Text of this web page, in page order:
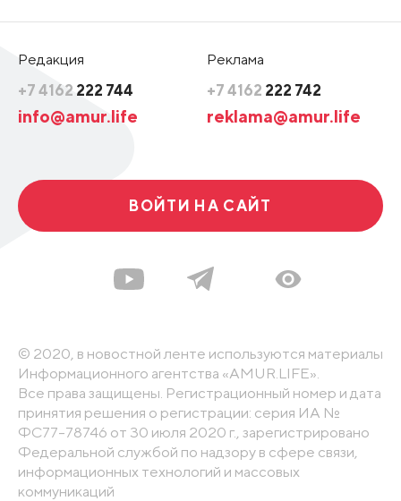
Редакция
+7 4162 222 744
info@amur.life
Реклама
+7 4162 222 742
reklama@amur.life
ВОЙТИ НА САЙТ
© 2020, в новостной ленте используются материалы
Информационного агентства «AMUR.LIFE».
Все права защищены. Регистрационный номер и дата
принятия решения о регистрации: серия ИА №
ФС77-78746 от 30 июля 2020 г., зарегистрировано
Федеральной службой по надзору в сфере связи,
информационных технологий и массовых
коммуникаций